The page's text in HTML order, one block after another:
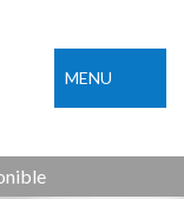
MENU